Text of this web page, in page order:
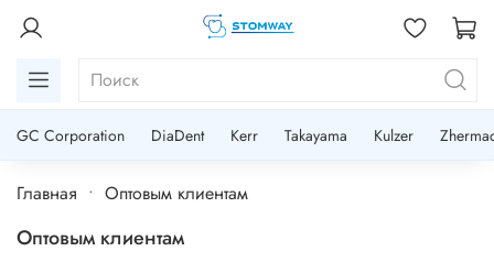
GC Corporation DiaDent Kerr Takayama Kulzer
Главная Оптовым клиентам
Оптовым клиентам